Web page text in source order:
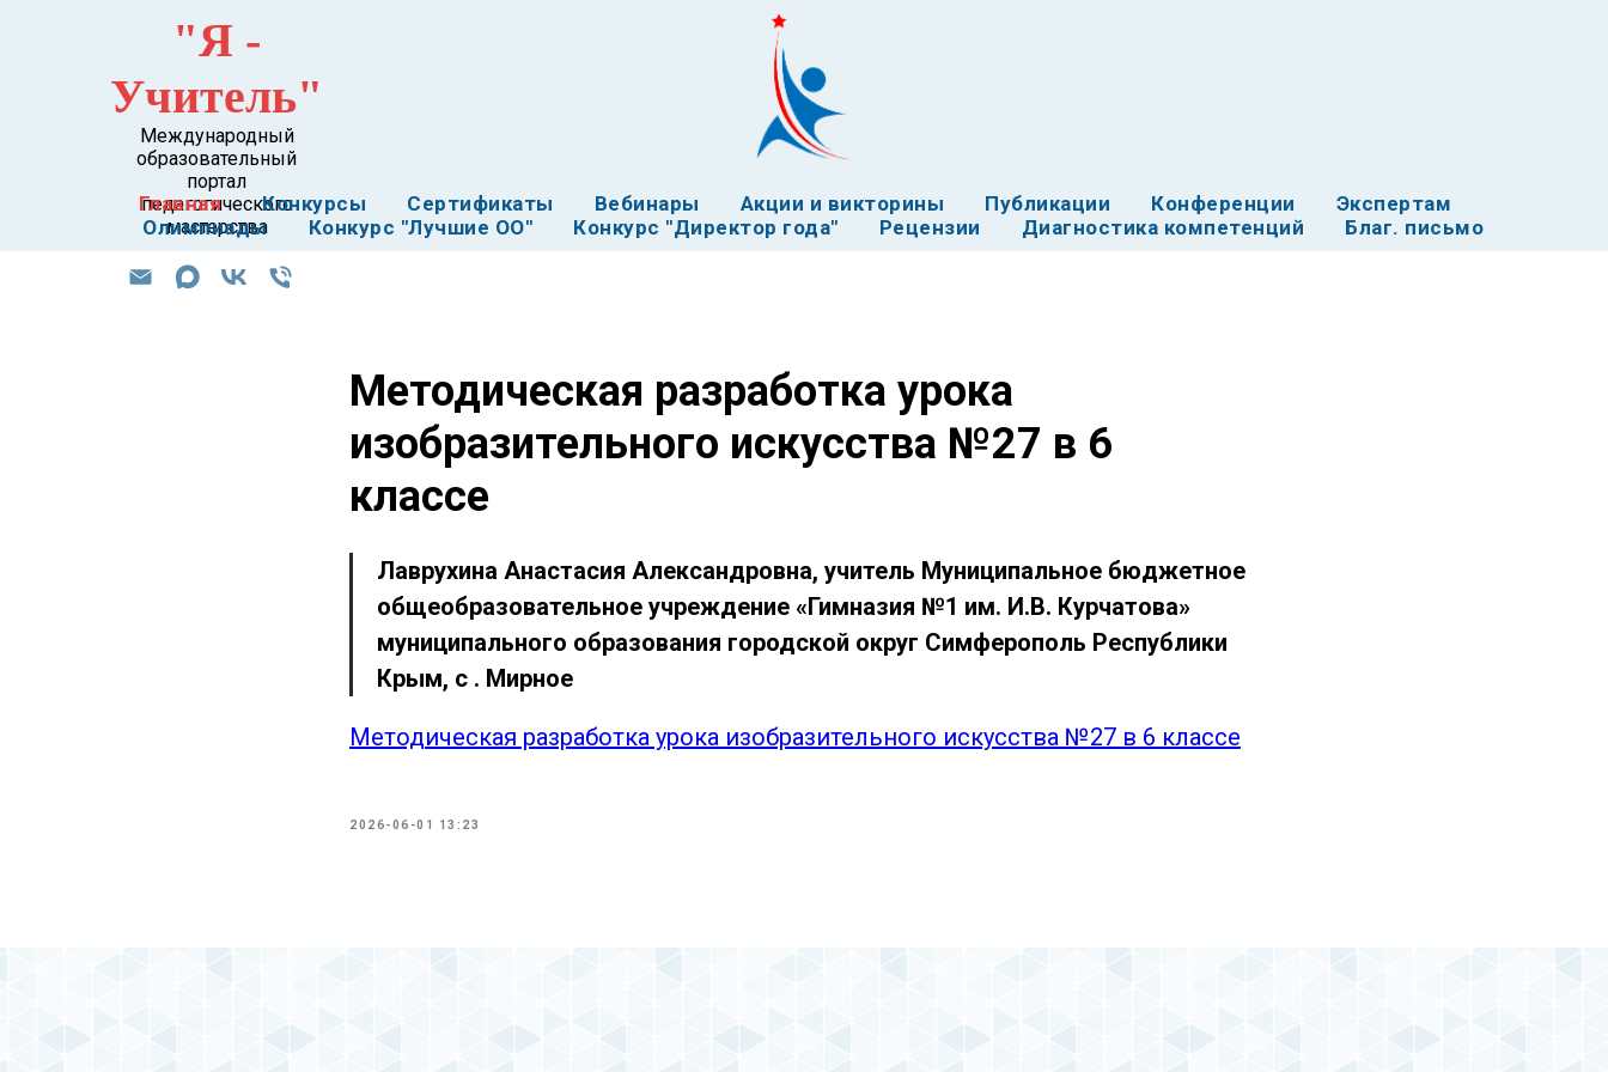
"Я -
Учитель"
Международный
образовательный
портал
педагогического
мастерства
Главная Конкурсы Сертификаты Вебинары Акции и викторины Публикации Конференции
Экспертам
Олимпиады
Конкурс "Лучшие ОО" Конкурс "Директор года" Рецензии Диагностика компетенций Благ. письмо
Методическая разработка урока
изобразительного искусства №27 в 6
классе
Лаврухина Анастасия Александровна, учитель Муниципальное бюджетное
общеобразовательное учреждение «Гимназия №1 им. И.В. Курчатова»
муниципального образования городской округ Симферополь Республики
Крым, с . Мирное
Методическая разработка урока изобразительного искусства №27 в 6 классе
2026-06-01 13:23